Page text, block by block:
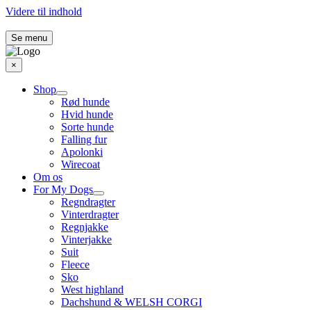
Videre til indhold
Se menu
×
Shop
Rød hunde
Hvid hunde
Sorte hunde
Falling fur
Apolonki
Wirecoat
Om os
For My Dogs
Regndragter
Vinterdragter
Regnjakke
Vinterjakke
Suit
Fleece
Sko
West highland
Dachshund & WELSH CORGI